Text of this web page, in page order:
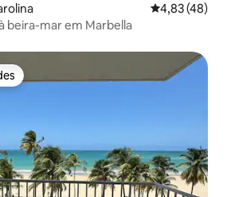
Classificação
4,83 (48)
beira-mar em Marbella